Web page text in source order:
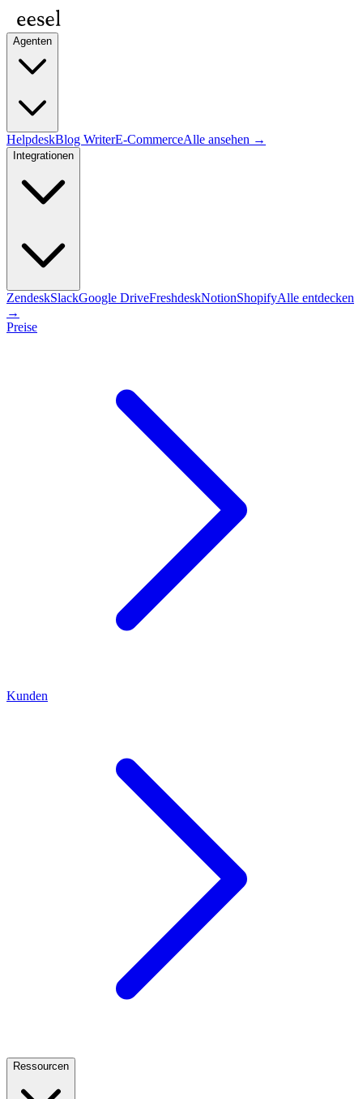
Agenten
HelpdeskBlog WriterE-CommerceAlle ansehen →
Integrationen
ZendeskSlackGoogle DriveFreshdeskNotionShopifyAlle entdecken
→
Preise
Kunden
Ressourcen